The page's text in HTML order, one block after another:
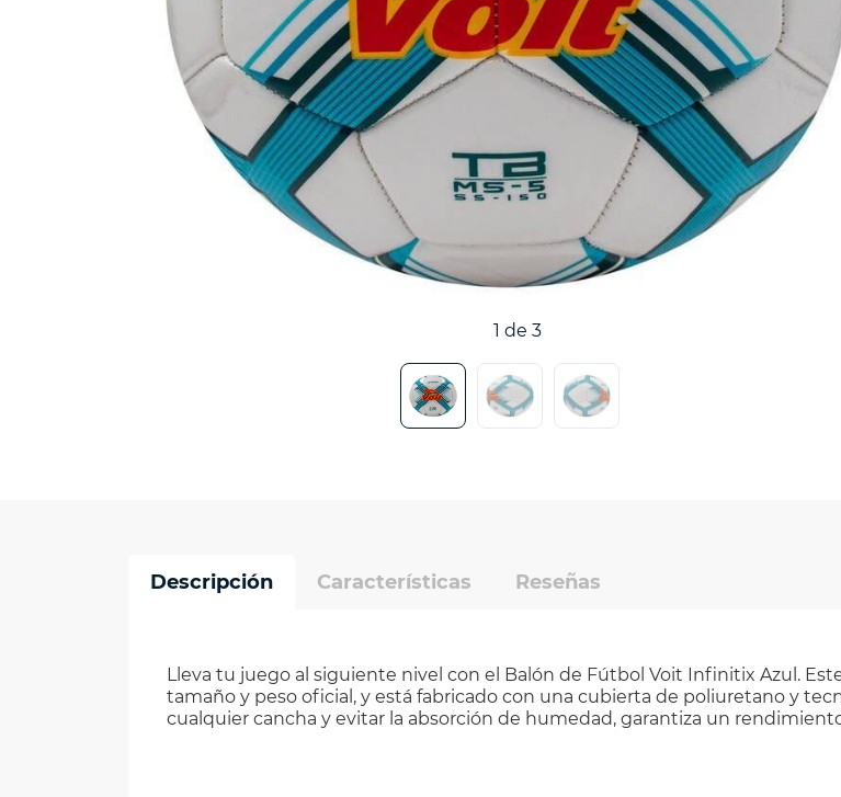
1 de 3
Descripción Características Reseñas
Lleva tu juego al siguiente nivel con el Balón de Fútbol Voit Infinitix Azul.
tamaño y peso oficial, y está fabricado con una cubierta de poliuretano y
cualquier cancha y evitar la absorción de humedad, garantiza un